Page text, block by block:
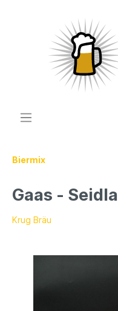
Biermix
Gaas - Seidla
Krug Bräu